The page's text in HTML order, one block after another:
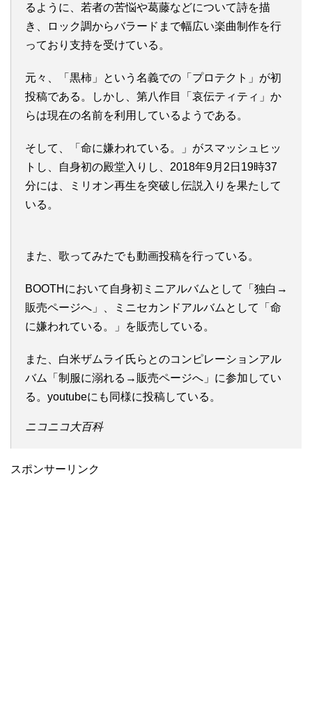
るように、若者の苦悩や葛藤などについて詩を描
き、ロック調からバラードまで幅広い楽曲制作を行
っており支持を受けている。
元々、「黒柿」という名義での「プロテクト」が初
投稿である。しかし、第八作目「哀伝ティティ」か
らは現在の名前を利用しているようである。
そして、「命に嫌われている。」がスマッシュヒッ
トし、自身初の殿堂入りし、2018年9月2日19時37
分には、ミリオン再生を突破し伝説入りを果たして
いる。
また、歌ってみたでも動画投稿を行っている。
BOOTHにおいて自身初ミニアルバムとして「独白→
販売ページへ」、ミニセカンドアルバムとして「命
に嫌われている。」を販売している。
また、白米ザムライ氏らとのコンピレーションアル
バム「制服に溺れる→販売ページへ」に参加してい
る。youtubeにも同様に投稿している。
ニコニコ大百科
スポンサーリンク